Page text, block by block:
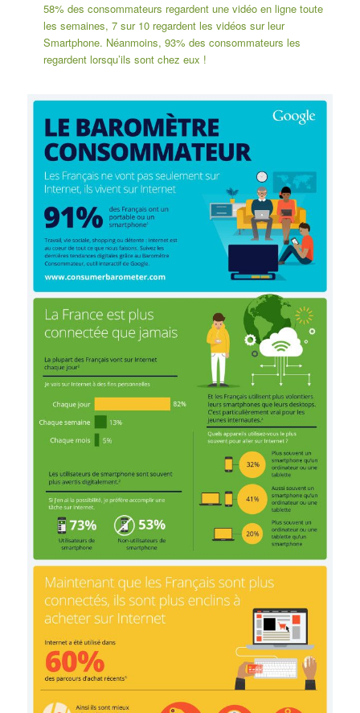
58% des consommateurs regardent une vidéo en ligne toute
les semaines, 7 sur 10 regardent les vidéos sur leur
Smartphone. Néanmoins, 93% des consommateurs les
regardent lorsqu’ils sont chez eux !